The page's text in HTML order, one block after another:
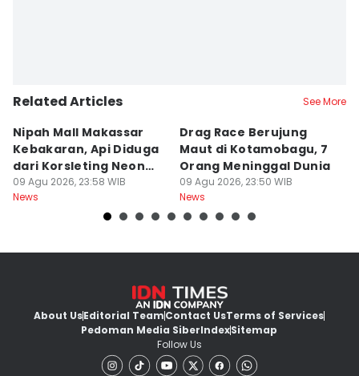
Related Articles See More
Nipah Mall Makassar
Kebakaran, Api Diduga
dari Korsleting Neon
Box
09 Agu 2026, 23:58 WIB
News
Drag Race Berujung
Maut di Kotamobagu, 7
Orang Meninggal Dunia
09 Agu 2026, 23:50 WIB
News
About UsEditorial TeamContact UsTerms of Services
Pedoman Media SiberIndexSitemap
Follow Us